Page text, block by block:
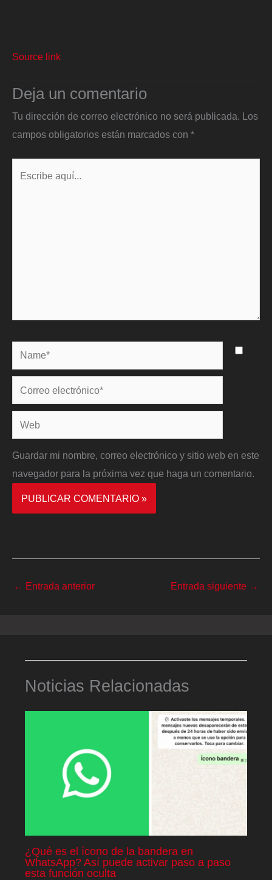
Source link
Deja un comentario
Tu dirección de correo electrónico no será publicada. Los
campos obligatorios están marcados con *
Name*
Correo
electrónico*
Web
Guardar mi nombre, correo electrónico y sitio web en este
navegador para la próxima vez que haga un comentario.
← Entrada anterior Entrada siguiente →
Noticias Relacionadas
¿Qué es el ícono de la bandera en
WhatsApp? Así puede activar paso a paso
esta función oculta